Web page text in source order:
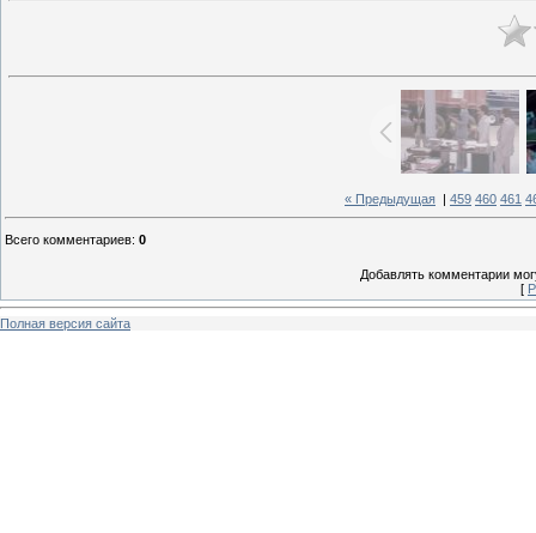
« Предыдущая 459 460 461
Всего комментариев: 0
Добавлять комментарии
[
Полная версия сайта